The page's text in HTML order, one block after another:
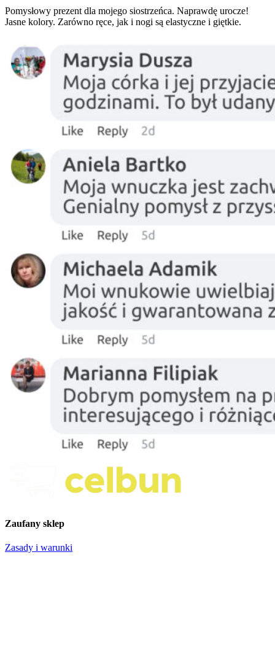
Pomysłowy prezent dla mojego siostrzeńca. Naprawdę urocze!
Jasne kolory. Zarówno ręce, jak i nogi są elastyczne i giętkie.
Zaufany sklep
Zasady i warunki